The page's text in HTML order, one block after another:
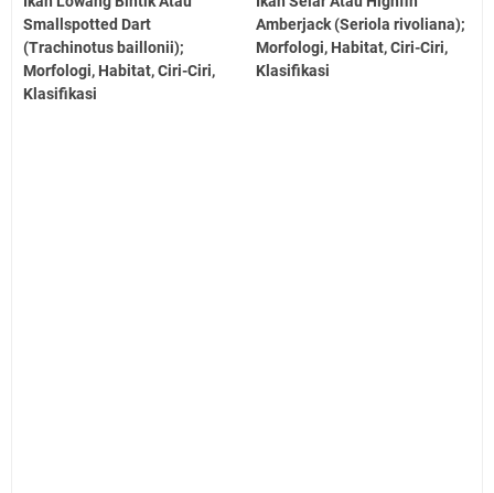
Smallspotted Dart
(Trachinotus baillonii);
Morfologi, Habitat, Ciri-Ciri,
Klasifikasi
Amberjack (Seriola rivoliana);
Morfologi, Habitat, Ciri-Ciri,
Klasifikasi